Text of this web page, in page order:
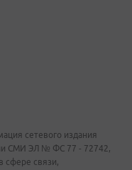
сетевого издания
СМИ ЭЛ № ФС 77 - 72742,
сфере связи,